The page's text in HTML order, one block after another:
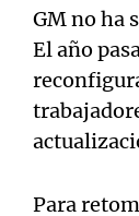
GM no ha
El año
Para